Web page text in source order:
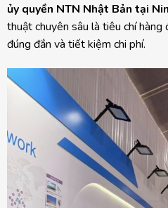
ủy quyền NTN Nhật Bản tại
thuật chuyên sâu là tiêu chí
đúng đắn và tiết kiệm chi phí.